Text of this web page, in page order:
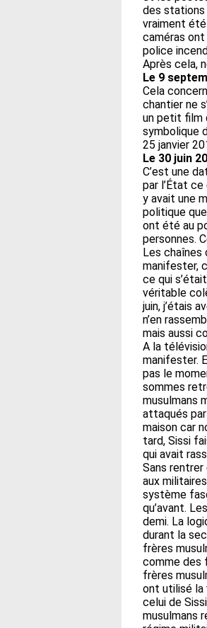
des stations
vraiment été
caméras
police
Après cela,
Le 9
Cela
chantier ne
un petit film
symbolique
25 janvier
Le 30 juin
C’est une
par l’État
y avait une
politique
ont été au
personnes.
Les chaînes
manifester,
ce qui
véritable
juin, j’étais
n’en
mais aussi
A la
manifester.
pas le
sommes
musulmans
attaqués
maison car
tard, Sissi
qui avait
Sans rentrer
aux
système
qu’avant.
demi. La
durant la
frères
comme des
frères
ont utilisé la
celui de
musulmans